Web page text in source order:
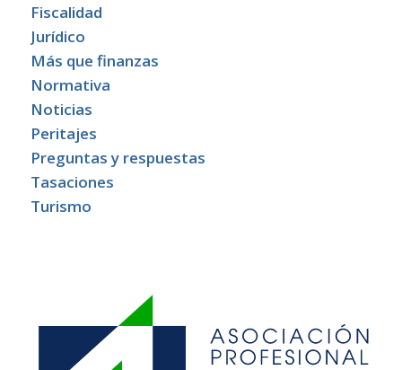
Fiscalidad
Jurídico
Más que finanzas
Normativa
Noticias
Peritajes
Preguntas y respuestas
Tasaciones
Turismo